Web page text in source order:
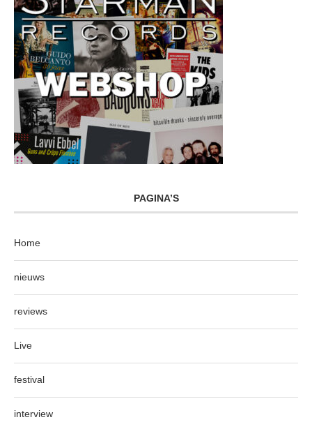
PAGINA’S
Home
nieuws
reviews
Live
festival
interview